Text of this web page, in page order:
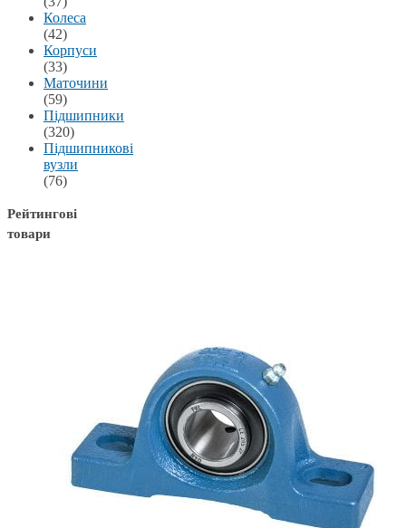
Колеса
(42)
Корпуси
(33)
Маточини
(59)
Підшипники
(320)
Підшипникові
вузли
(76)
Рейтингові
товари